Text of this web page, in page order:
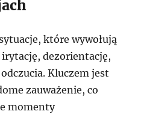
które wywołują
dezorientację,
Kluczem jest
zauważenie, co
momenty